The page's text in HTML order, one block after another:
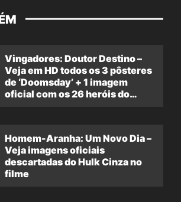
Vingadores: Doutor Destino –
Veja em HD todos os 3 pôsteres
de ‘Doomsday’ + 1 imagem
oficial com os 26 heróis do
Homem-Aranha: Um Novo Dia –
Veja imagens oficiais
descartadas do Hulk Cinza no
filme